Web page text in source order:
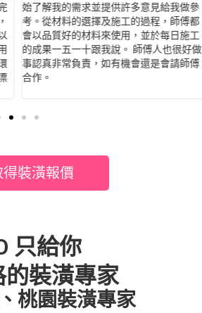
始了解我的需求並提供許多意見給我做參
考。從材料的選擇及施工的過程，師傅都
會以品質好的材料來使用，並於每日施工
的成果一五一十跟我說。 師傅人也很好做
事認真非常負責，如有機會還是會請師傅
合作。
裝潢報價
只給你
裝潢專家
桃園裝潢專家